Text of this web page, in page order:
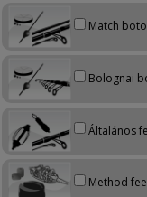
Match
Bolognai
Általános
Method